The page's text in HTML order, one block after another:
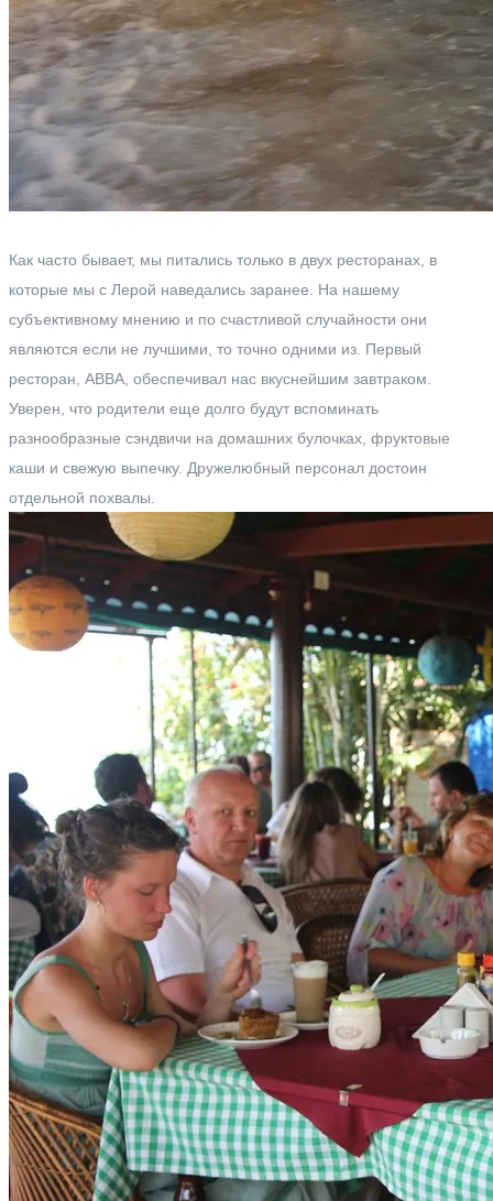
Как часто бывает, мы питались только в двух ресторанах, в
которые мы с Лерой наведались заранее. На нашему
субъективному мнению и по счастливой случайности они
являются если не лучшими, то точно одними из. Первый
ресторан, ABBA, обеспечивал нас вкуснейшим завтраком.
Уверен, что родители еще долго будут вспоминать
разнообразные сэндвичи на домашних булочках, фруктовые
каши и свежую выпечку. Дружелюбный персонал достоин
отдельной похвалы.